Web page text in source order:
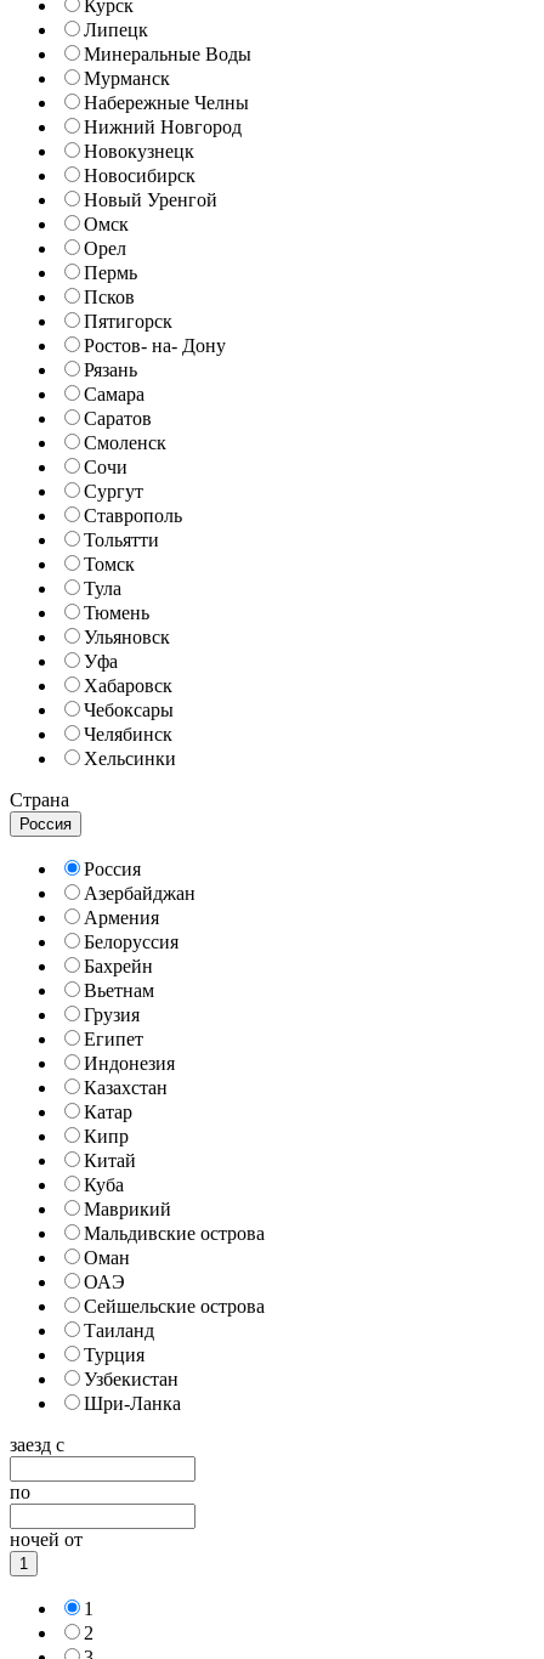
Курск
Липецк
Минеральные Воды
Мурманск
Набережные Челны
Нижний Новгород
Новокузнецк
Новосибирск
Новый Уренгой
Омск
Орел
Пермь
Псков
Пятигорск
Ростов- на- Дону
Рязань
Самара
Саратов
Смоленск
Сочи
Сургут
Ставрополь
Тольятти
Томск
Тула
Тюмень
Ульяновск
Уфа
Хабаровск
Чебоксары
Челябинск
Хельсинки
Страна
Россия
Россия
Азербайджан
Армения
Белоруссия
Бахрейн
Вьетнам
Грузия
Египет
Индонезия
Казахстан
Катар
Кипр
Китай
Куба
Маврикий
Мальдивские острова
Оман
ОАЭ
Сейшельские острова
Таиланд
Турция
Узбекистан
Шри-Ланка
заезд с
по
ночей от
1
1
2